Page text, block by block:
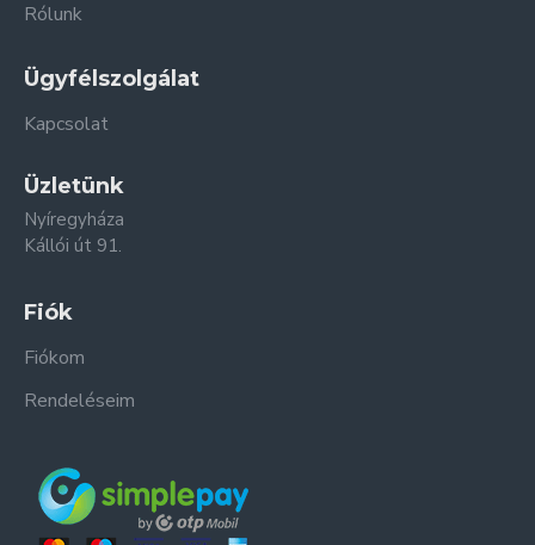
Rólunk
Ügyfélszolgálat
Kapcsolat
Üzletünk
Nyíregyháza
Kállói út 91.
Fiók
Fiókom
Rendeléseim